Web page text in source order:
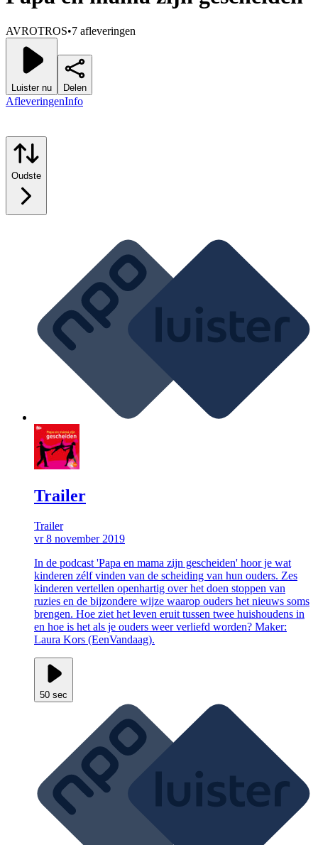
AVROTROS•7 afleveringen
Luister nu Delen
AfleveringenInfo
Oudste
Trailer
Trailer
vr 8 november 2019
In de podcast 'Papa en mama zijn gescheiden' hoor je wat
kinderen zélf vinden van de scheiding van hun ouders. Zes
kinderen vertellen openhartig over het doen stoppen van
ruzies en de bijzondere wijze waarop ouders het nieuws soms
brengen. Hoe ziet het leven eruit tussen twee huishoudens in
en hoe is het als je ouders weer verliefd worden? Maker:
Laura Kors (EenVandaag).
50 sec